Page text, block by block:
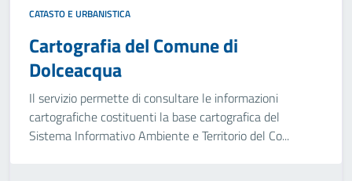
CATASTO E URBANISTICA
Cartografia del Comune di
Dolceacqua
Il servizio permette di consultare le informazioni
cartografiche costituenti la base cartografica del
Sistema Informativo Ambiente e Territorio del Co...